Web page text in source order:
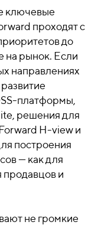
ключевые
проходят с
до
на рынок. Если
направлениях
платформы,
решения для
H-view и
построения
— как для
продавцов и
не громкие